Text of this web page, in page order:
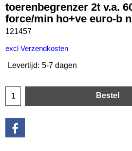
toerenbegrenzer 2t v.a.
force/min ho+ve euro-b
121457
excl Verzendkosten
Levertijd: 5-7 dagen
Bestel